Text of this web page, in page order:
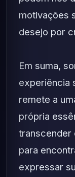
motivações
desejo por
Em suma,
experiência
remete a
própria
transcender
para
expressar